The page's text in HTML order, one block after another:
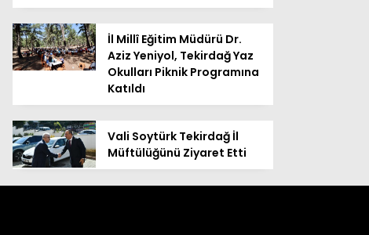
İl Millî Eğitim Müdürü Dr.
Aziz Yeniyol, Tekirdağ Yaz
Okulları Piknik Programına
Katıldı
Vali Soytürk Tekirdağ İl
Müftülüğünü Ziyaret Etti